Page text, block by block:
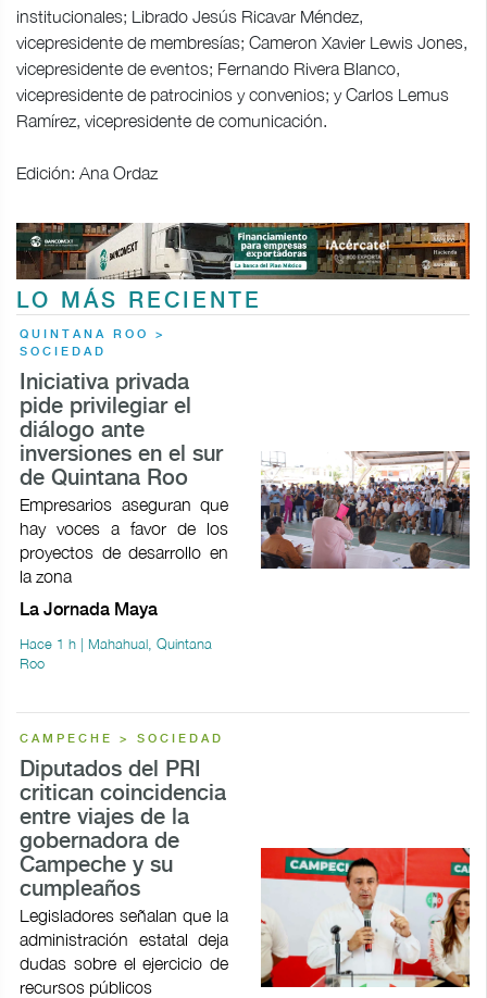
institucionales; Librado Jesús Ricavar Méndez,
vicepresidente de membresías; Cameron Xavier Lewis Jones,
vicepresidente de eventos; Fernando Rivera Blanco,
vicepresidente de patrocinios y convenios; y Carlos Lemus
Ramírez, vicepresidente de comunicación.
Edición: Ana Ordaz
LO MÁS RECIENTE
QUINTANA ROO >
SOCIEDAD
Iniciativa privada
pide privilegiar el
diálogo ante
inversiones en el sur
de Quintana Roo
Empresarios aseguran que
hay voces a favor de los
proyectos de desarrollo en
la zona
La Jornada Maya
Hace 1 h | Mahahual, Quintana
Roo
CAMPECHE > SOCIEDAD
Diputados del PRI
critican coincidencia
entre viajes de la
gobernadora de
Campeche y su
cumpleaños
Legisladores señalan que la
administración estatal deja
dudas sobre el ejercicio de
recursos públicos